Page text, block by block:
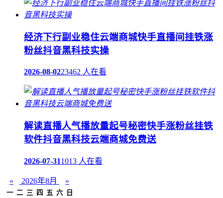
经济下行副业稳住云端商城快手直播间挂铁涨
粉丝抖音黑科技实操
2026-08-0223462 人在看
解读直播人气播放量起号秘密快手涨粉丝挂铁
软件抖音黑科技云端商城免费送
2026-07-311013 人在看
« 2026年8月 »
一 二 三 四 五 六 日